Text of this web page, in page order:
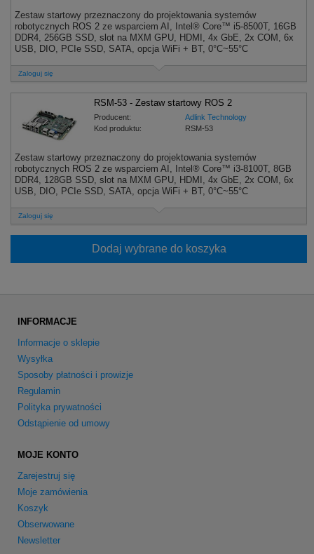
Zestaw startowy przeznaczony do projektowania systemów
robotycznych ROS 2 ze wsparciem AI, Intel® Core™ i5-8500T, 16GB
DDR4, 256GB SSD, slot na MXM GPU, HDMI, 4x GbE, 2x COM, 6x
USB, DIO, PCIe SSD, SATA, opcja WiFi + BT, 0°C~55°C
Zaloguj się
RSM-53 - Zestaw startowy ROS 2
Producent:
Adlink Technology
Kod produktu:
RSM-53
Zestaw startowy przeznaczony do projektowania systemów
robotycznych ROS 2 ze wsparciem AI, Intel® Core™ i3-8100T, 8GB
DDR4, 128GB SSD, slot na MXM GPU, HDMI, 4x GbE, 2x COM, 6x
USB, DIO, PCIe SSD, SATA, opcja WiFi + BT, 0°C~55°C
Zaloguj się
Dodaj wybrane do koszyka
INFORMACJE
Informacje o sklepie
Wysyłka
Sposoby płatności i prowizje
Regulamin
Polityka prywatności
Odstąpienie od umowy
MOJE KONTO
Zarejestruj się
Moje zamówienia
Koszyk
Obserwowane
Newsletter